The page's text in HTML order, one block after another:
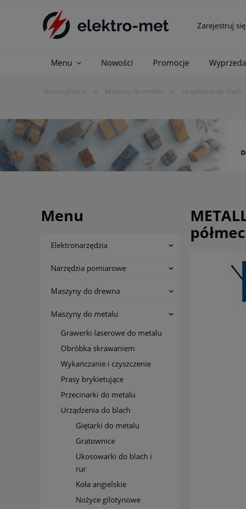
Zarejestruj się
Menu Nowości Promocje
Strona główna » Maszyny do metalu » Urządzenia do blach
Menu
Elektronarzędzia
Narzędzia pomiarowe
Maszyny do drewna
Maszyny do metalu
Grawerki laserowe do metalu
Obróbka skrawaniem
Wykańczanie i czyszczenie
Prasy brykietujące
Przecinarki do metalu
Urządzenia do blach
Giętarki do metalu
Gratownice
Ukosowarki do blach i
rur
Koła angielskie
Nożyce gilotynowe